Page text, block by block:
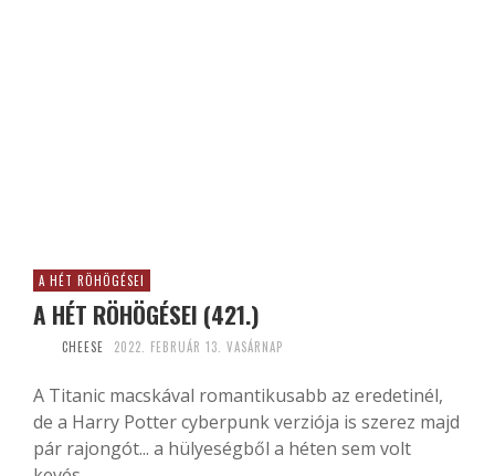
A HÉT RÖHÖGÉSEI
A HÉT RÖHÖGÉSEI (421.)
CHEESE 2022. FEBRUÁR 13. VASÁRNAP
A Titanic macskával romantikusabb az eredetinél,
de a Harry Potter cyberpunk verziója is szerez majd
pár rajongót... a hülyeségből a héten sem volt